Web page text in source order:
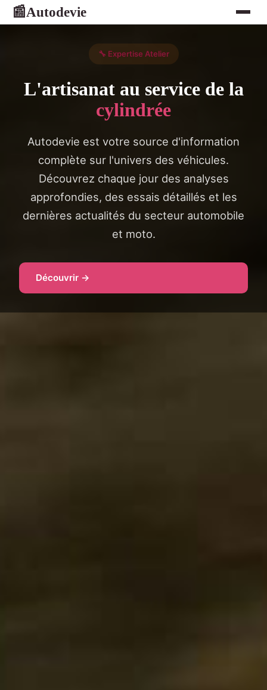
📰Autodevie
🔧 Expertise Atelier
L'artisanat au service de la
cylindrée
Autodevie est votre source d'information
complète sur l'univers des véhicules.
Découvrez chaque jour des analyses
approfondies, des essais détaillés et les
dernières actualités du secteur automobile
et moto.
Découvrir →